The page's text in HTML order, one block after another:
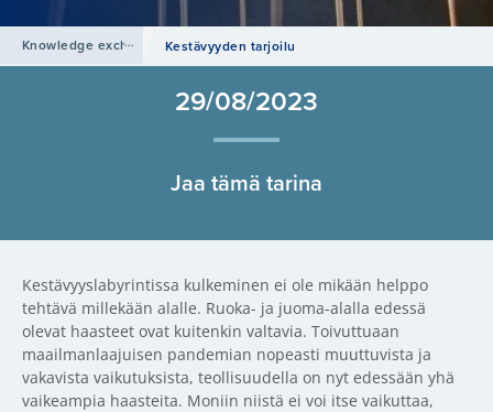
Knowledge exchange Kestävyyden tarjoilu
29/08/2023
Jaa tämä tarina
Kestävyyslabyrintissa kulkeminen ei ole mikään helppo
tehtävä millekään alalle. Ruoka- ja juoma-alalla edessä
olevat haasteet ovat kuitenkin valtavia. Toivuttuaan
maailmanlaajuisen pandemian nopeasti muuttuvista ja
vakavista vaikutuksista, teollisuudella on nyt edessään yhä
vaikeampia haasteita. Moniin niistä ei voi itse vaikuttaa,